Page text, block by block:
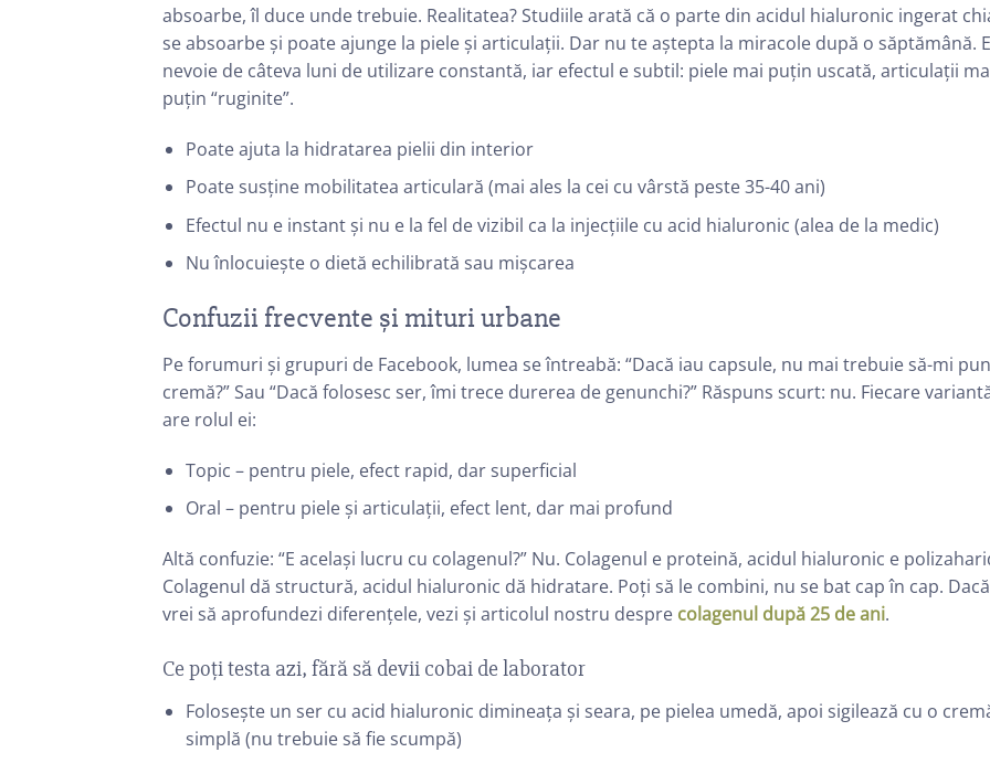
absoarbe, îl duce unde trebuie. Realitatea? Studiile arată că o parte din acidul hialuronic ingerat
se absoarbe și poate ajunge la piele și articulații. Dar nu te aștepta la miracole după o săptămână. E
nevoie de câteva luni de utilizare constantă, iar efectul e subtil: piele mai puțin uscată, articulații
puțin “ruginite”.
Poate ajuta la hidratarea pielii din interior
Poate susține mobilitatea articulară (mai ales la cei cu vârstă peste 35-40 ani)
Efectul nu e instant și nu e la fel de vizibil ca la injecțiile cu acid hialuronic (alea de la medic)
Nu înlocuiește o dietă echilibrată sau mișcarea
Confuzii frecvente și mituri urbane
Pe forumuri și grupuri de Facebook, lumea se întreabă: “Dacă iau capsule, nu mai trebuie să-mi pun
cremă?” Sau “Dacă folosesc ser, îmi trece durerea de genunchi?” Răspuns scurt: nu. Fiecare
are rolul ei:
Topic – pentru piele, efect rapid, dar superficial
Oral – pentru piele și articulații, efect lent, dar mai profund
Altă confuzie: “E același lucru cu colagenul?” Nu. Colagenul e proteină, acidul hialuronic e
Colagenul dă structură, acidul hialuronic dă hidratare. Poți să le combini, nu se bat cap în cap. Dacă
vrei să aprofundezi diferențele, vezi și articolul nostru despre colagenul după 25 de ani.
Ce poți testa azi, fără să devii cobai de laborator
Folosește un ser cu acid hialuronic dimineața și seara, pe pielea umedă, apoi sigilează cu o
simplă (nu trebuie să fie scumpă)